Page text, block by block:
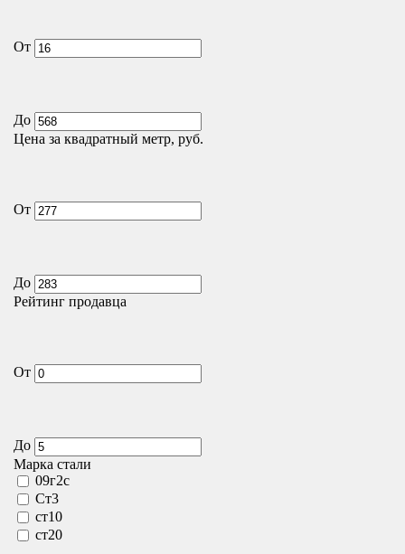
От
До
Цена за квадратный метр, руб.
От
До
Рейтинг продавца
От
До
Марка стали
09г2с
Ст3
ст10
ст20